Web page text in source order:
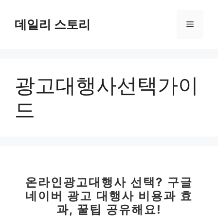
데일리 스토리 메
광고대행사선택가이
드
온라인광고대행사 선택? 구글
네이버 광고 대행사 비용과 효
과, 꿀팁 공유해요!